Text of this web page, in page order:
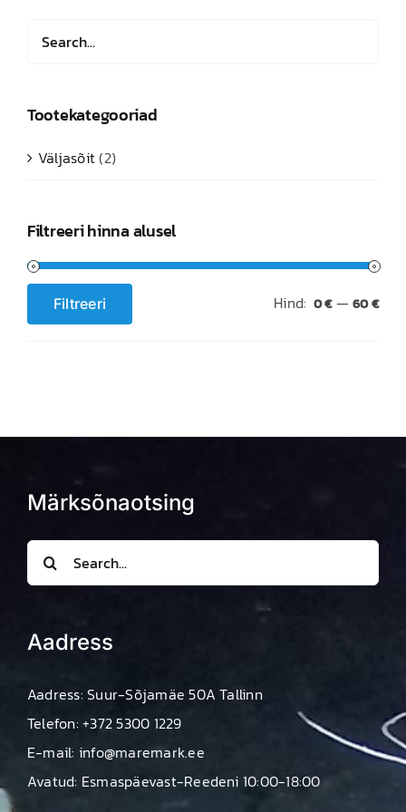
Tootekategooriad
Väljasõit(2)
Filtreeri hinna alusel
Minimaalne
Maksimaalne
Filtreeri Hind: 0 €—60 €
Märksõnaotsing
Search
for:
Aadress
Aadress: Suur-Sõjamäe 50A Tallinn
Telefon: +372 5300 1229
E-mail: info@maremark.ee
Avatud: Esmaspäevast-Reedeni 10:00-18:00